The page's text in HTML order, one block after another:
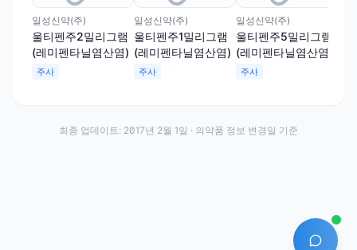
일성신약(주)
울티펜주2밀리그램
(레미펜타닐염산염)
주사
일성신약(주)
울티펜주1밀리그램
(레미펜타닐염산염)
주사
일성신약(주)
울티펜주5밀리그램
(레미펜타닐염산염)
주사
AI 에이
최종 업데이트: 2017년 2월 1일 · 의약품 정보 변경일 기준